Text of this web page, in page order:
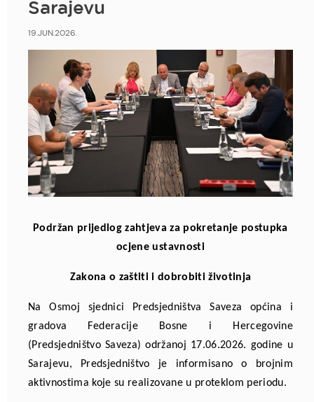
Sarajevu
19.JUN.2026.
Podržan prijedlog zahtjeva za pokretanje postupka
ocjene ustavnosti
Zakona o zaštiti i dobrobiti životinja
Na Osmoj sjednici Predsjedništva Saveza općina i
gradova Federacije Bosne i Hercegovine
(Predsjedništvo Saveza) održanoj 17.06.2026. godine u
Sarajevu, Predsjedništvo je informisano o brojnim
aktivnostima koje su realizovane u proteklom periodu.